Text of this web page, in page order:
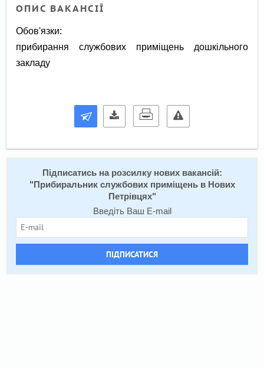
ОПИС ВАКАНСІЇ
Обов'язки:
прибирання службових приміщень дошкільного
закладу
Підписатись на розсилку нових вакансій:
" Прибиральник службових приміщень в Нових
Петрівцях"
Введіть Ваш E-mail
ПІДПИСАТИСЯ